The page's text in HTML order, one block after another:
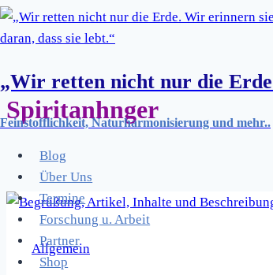
Zum
Inhalt
„Wir retten nicht nur die
Feinstofflichkeit, Naturharmonisierung und mehr..
Blog
Über Uns
Termine
Forschung u. Arbeit
Partner
Shop
Spiritanhnger
Allgemein